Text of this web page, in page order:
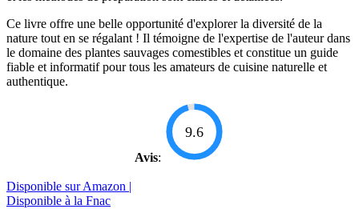
Ce livre offre une belle opportunité d'explorer la diversité de la
nature tout en se régalant ! Il témoigne de l'expertise de l'auteur dans
le domaine des plantes sauvages comestibles et constitue un guide
fiable et informatif pour tous les amateurs de cuisine naturelle et
authentique.
Avis:
9.6
Disponible sur Amazon |
Disponible à la Fnac